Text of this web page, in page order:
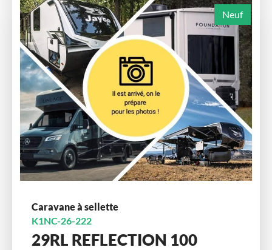
Neuf
Caravane à sellette
K1NC-26-222
29RL REFLECTION 100